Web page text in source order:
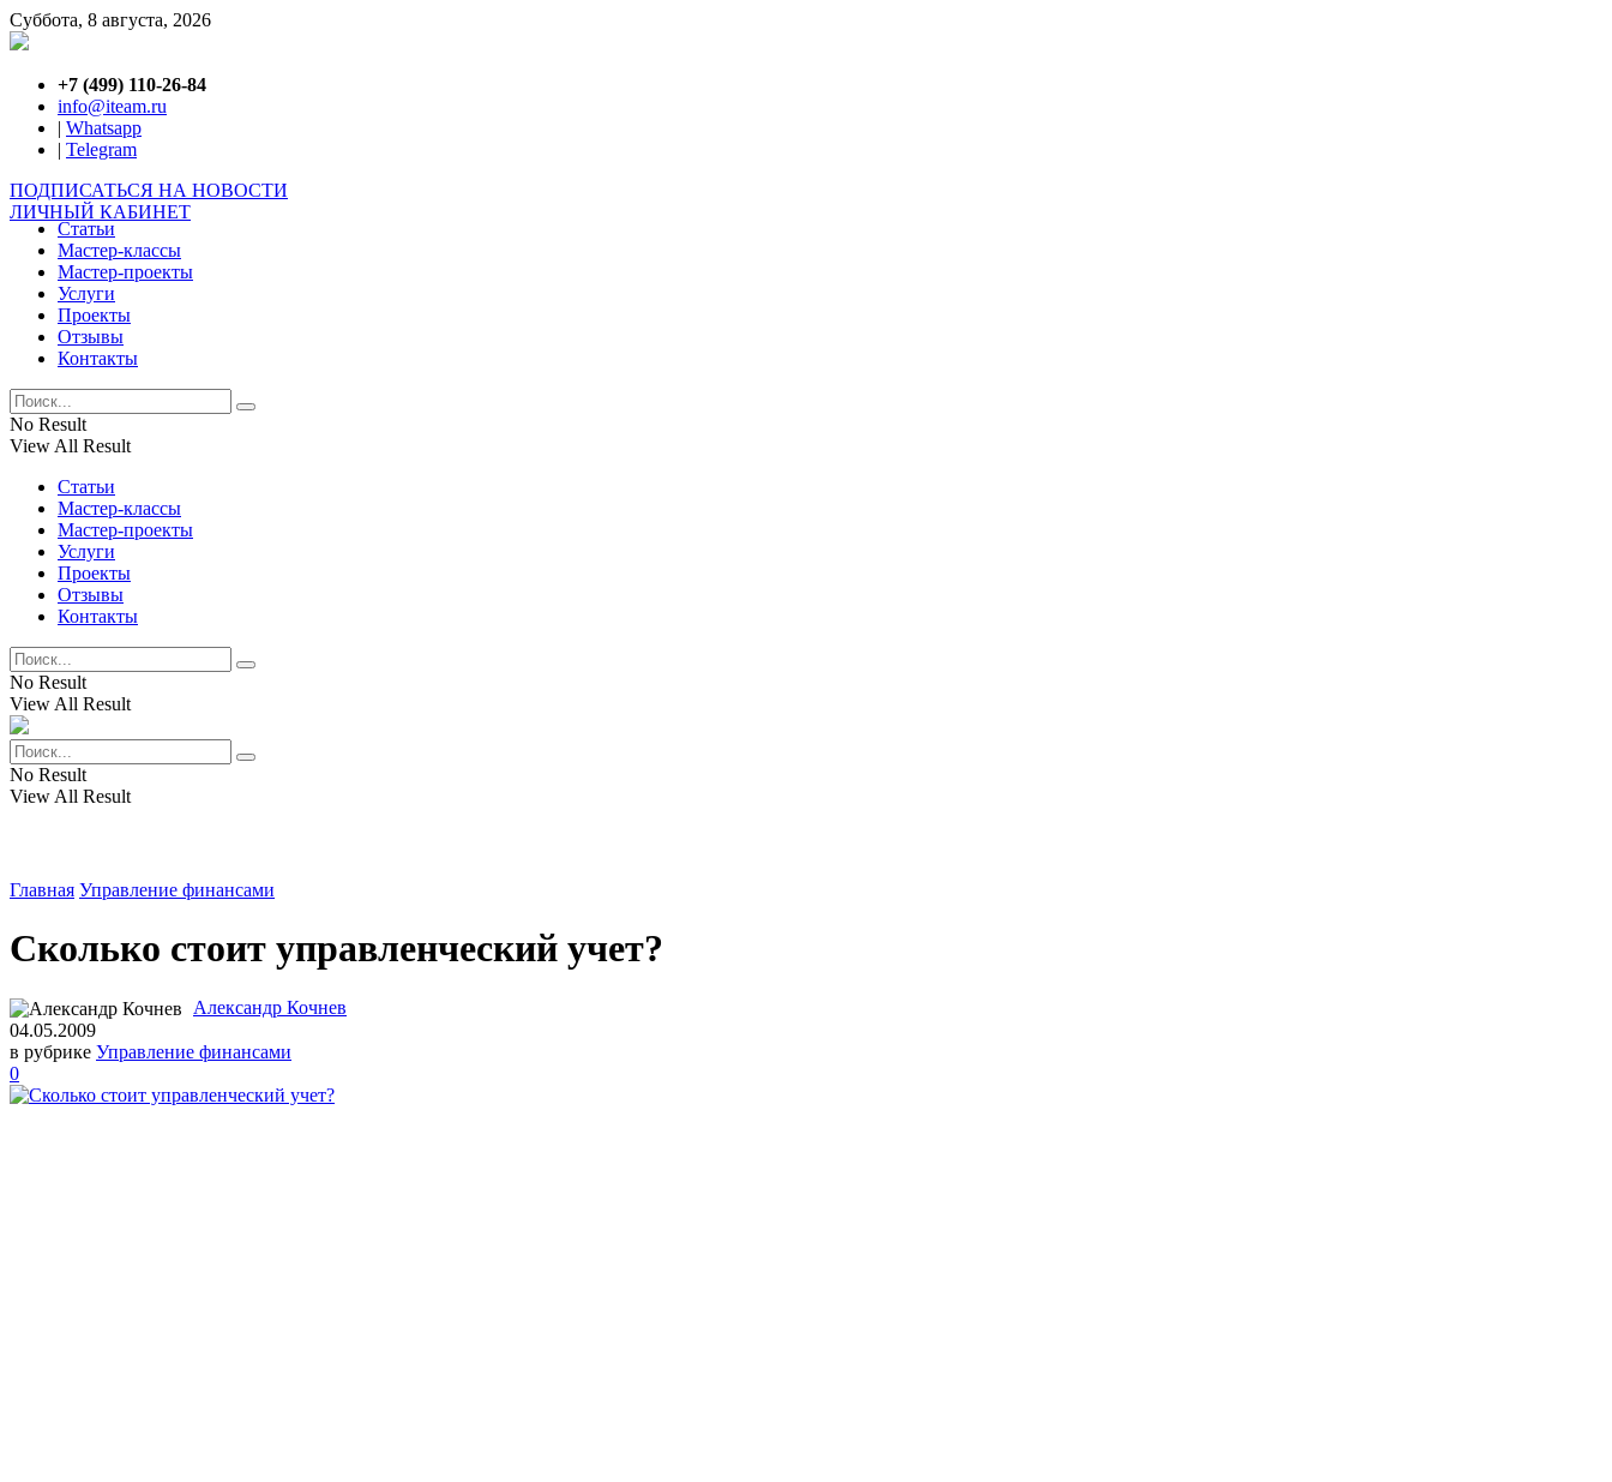
Суббота, 8 августа, 2026
+7 (499) 110-26-84
info@iteam.ru
| Whatsapp
| Telegram
ПОДПИСАТЬСЯ НА НОВОСТИ
ЛИЧНЫЙ КАБИНЕТ
Статьи
Мастер-классы
Мастер-проекты
Услуги
Проекты
Отзывы
Контакты
No Result
View All Result
Статьи
Мастер-классы
Мастер-проекты
Услуги
Проекты
Отзывы
Контакты
No Result
View All Result
No Result
View All Result
Главная Управление финансами
Сколько стоит управленческий учет?
Александр Кочнев
04.05.2009
в рубрике Управление финансами
0